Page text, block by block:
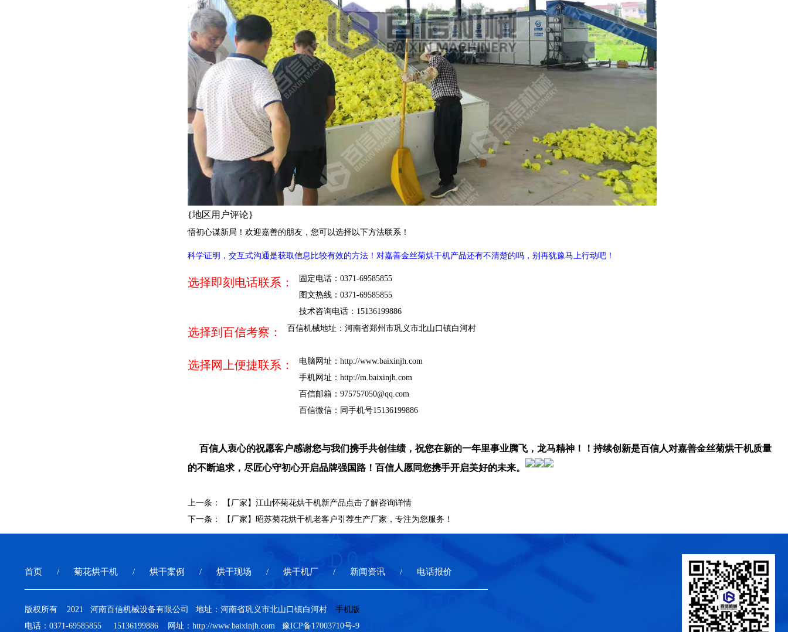
{地区用户评论}
悟初心谋新局！欢迎嘉善的朋友，您可以选择以下方法联系！
科学证明，交互式沟通是获取信息比较有效的方法！对嘉善金丝菊烘干机产品还有不清楚的吗，别再犹豫马上行动吧！
选择即刻电话联系：
固定电话：0371-69585855
图文热线：0371-69585855
技术咨询电话：15136199886
选择到百信考察： 百信机械地址：河南省郑州市巩义市北山口镇白河村
选择网上便捷联系： 电脑网址： http://www.baixinjh.com
手机网址： http://m.baixinjh.com
百信邮箱： 975757050@qq.com
百信微信：同手机号15136199886
百信人衷心的祝愿客户感谢您与我们携手共创佳绩，祝您在新的一年里事业腾飞，龙马精神！！持续创新是百信人对嘉善金丝菊烘干机质量
的不断追求，尽匠心守初心开启品牌强国路！百信人愿同您携手开启美好的未来。
上一条：
【厂家】江山怀菊花烘干机新产品点击了解咨询详情
下一条：
【厂家】昭苏菊花烘干机老客户引荐生产厂家，专注为您服务！
首页 菊花烘干机 烘干案例 烘干现场 烘干机厂 新闻资讯 电话报价
版权所有 2021 河南百信机械设备有限公司 地址：河南省巩义市北山口镇白河村 手机版
电话：0371-69585855 15136199886 网址：http://www.baixinjh.com 豫ICP备17003710号-9